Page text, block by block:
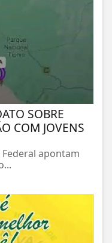
SOBRE
COM JOVENS
apontam